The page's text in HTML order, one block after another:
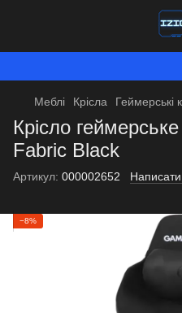
Меблі Крісла Геймерські
Крісло
Fabric Black
Артикул: 000002652 Написати
−8%